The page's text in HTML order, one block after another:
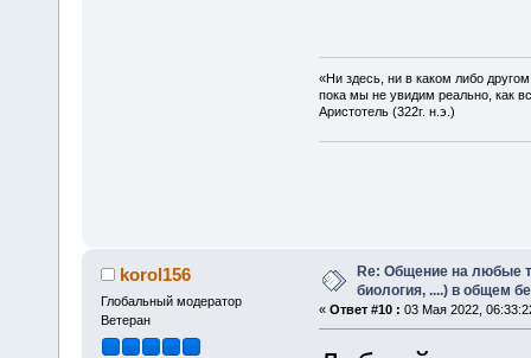
«Ни здесь, ни в каком либо
пока мы не увидим реально, как
Аристотель (322г. н.э.)
korol156
Глобальный модератор
Ветеран
Re: Общение на любые
биология, ....) в общем
« Ответ #10 : 03 Мая 2022,